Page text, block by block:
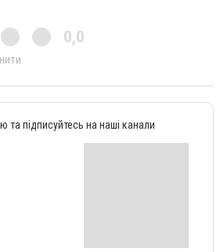
0,0
та підписуйтесь на наші канали